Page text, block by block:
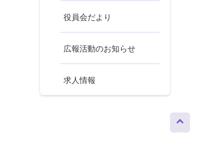
役員会だより
広報活動のお知らせ
求人情報
ップへ